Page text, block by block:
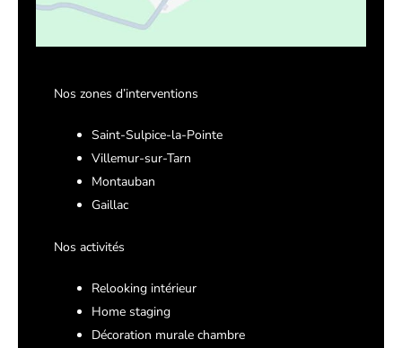
Nos zones d’interventions
Saint-Sulpice-la-Pointe
Villemur-sur-Tarn
Montauban
Gaillac
Nos activités
Relooking intérieur
Home staging
Décoration murale chambre